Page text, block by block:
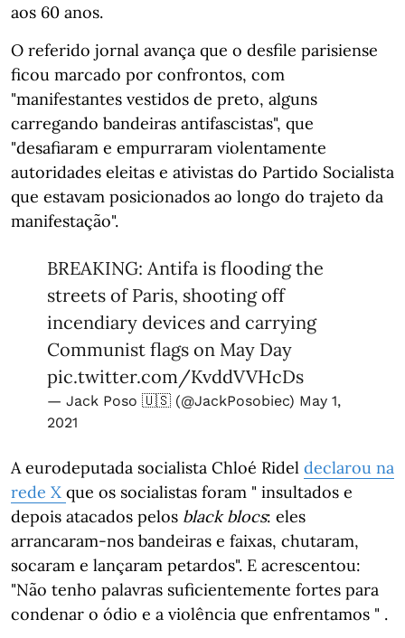
aos 60 anos.
O referido jornal avança que o desfile parisiense
ficou marcado por confrontos, com
"manifestantes vestidos de preto, alguns
carregando bandeiras antifascistas", que
"desafiaram e empurraram violentamente
autoridades eleitas e ativistas do Partido Socialista
que estavam posicionados ao longo do trajeto da
manifestação".
BREAKING: Antifa is flooding the
streets of Paris, shooting off
incendiary devices and carrying
Communist flags on May Day
pic.twitter.com/KvddVVHcDs
— Jack Poso 🇺🇸 (@JackPosobiec) May 1,
2021
A eurodeputada socialista Chloé Ridel declarou na
rede X que os socialistas foram " insultados e
depois atacados pelos black blocs: eles
arrancaram-nos bandeiras e faixas, chutaram,
socaram e lançaram petardos". E acrescentou:
"Não tenho palavras suficientemente fortes para
condenar o ódio e a violência que enfrentamos " .